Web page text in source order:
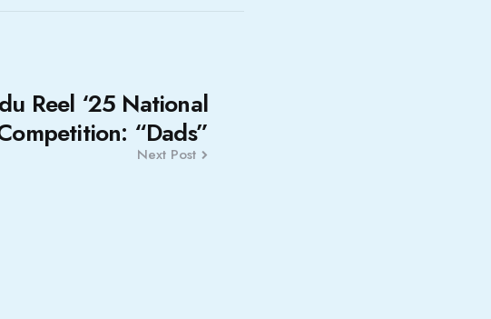
Reel ‘25 National
“Dads”
Next Post